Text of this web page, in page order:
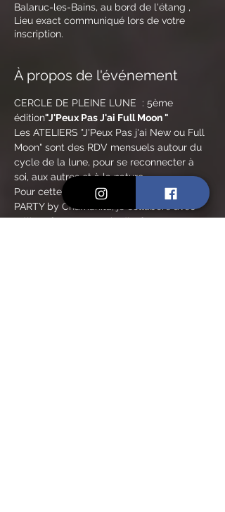
Balaruc-les-Bains, au bord de l'étang ,
Lieu exact communiqué lors de votre
inscription.
À propos de l'événement
CERCLE DE PLEINE LUNE  : 5ème
édition"J'Peux Pas J'ai Full Moon "
Les ATELIERS "J'Peux Pas j'ai New ou Full
Moon" sont des RDV mensuels autour du
cycle de la lune, pour se reconnecter à
soi, aux autres et à la nature.
Pour cette 5ème édition des MOON
PARTY by Chamanita, je collabore avec
Célia Offroy, mon amie d’enfance,